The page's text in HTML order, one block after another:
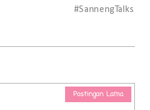
#SannengTalks
Postingan Lama